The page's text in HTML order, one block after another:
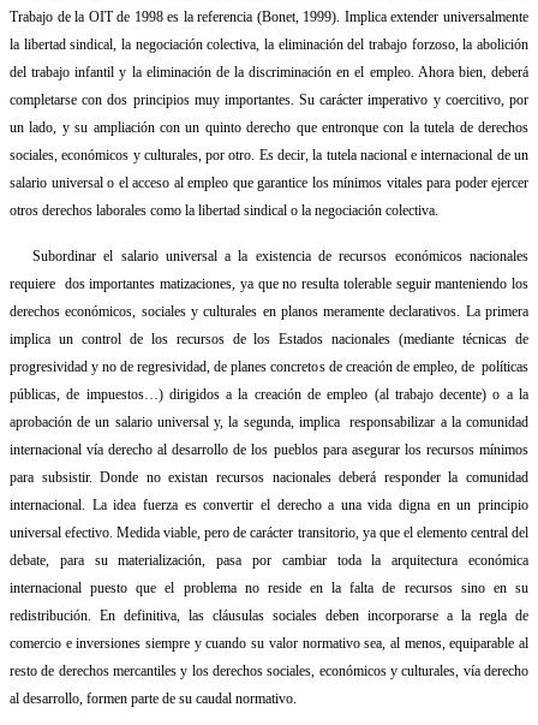
Trabajo de la OIT de 1998 es la referencia (Bonet, 1999). Implica extender universalmente
la libertad sindical, la negociación colectiva, la eliminación del trabajo forzoso, la abolición
del trabajo infantil y la eliminación de la discriminación en el empleo. Ahora bien, deberá
completarse con dos principios muy importantes. Su carácter imperativo y coercitivo, por
un lado, y su ampliación con un quinto derecho que entronque con la tutela de derechos
sociales, económicos y culturales, por otro. Es decir, la tutela nacional e internacional de un
salario universal o el acceso al empleo que garantice los mínimos vitales para poder ejercer
otros derechos laborales como la libertad sindical o la negociación colectiva.
Subordinar el salario universal a la existencia de recursos económicos nacionales
requiere dos importantes matizaciones, ya que no resulta tolerable seguir manteniendo los
derechos económicos, sociales y culturales en planos meramente declarativos. La primera
implica un control de los recursos de los Estados nacionales (mediante técnicas de
progresividad y no de regresividad, de planes concretos de creación de empleo, de políticas
públicas, de impuestos…) dirigidos a la creación de empleo (al trabajo decente) o a la
aprobación de un salario universal y, la segunda, implica
responsabilizar a la comunidad
internacional vía derecho al desarrollo de los pueblos para asegurar los recursos mínimos
para subsistir. Donde no existan recursos nacionales deberá responder la comunidad
internacional. La idea fuerza es convertir el derecho a una vida digna en un principio
universal efectivo. Medida viable, pero de carácter transitorio, ya que el elemento central del
debate, para su materialización, pasa por cambiar toda la arquitectura económica
internacional puesto que el problema no reside en la falta de recursos sino en su
redistribución. En definitiva, las cláusulas sociales deben incorporarse a la regla de
comercio e inversiones siempre y cuando su valor normativo sea, al menos, equiparable al
resto de derechos mercantiles y los derechos sociales, económicos y culturales, vía derecho
al desarrollo, formen parte de su caudal normativo.